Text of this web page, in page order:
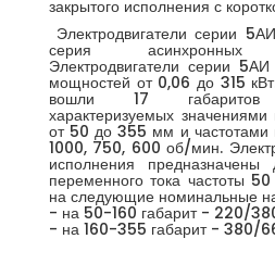
закрытого исполнения с
Электродвигатели серии
серия асинхронных
Электродвигатели серии
мощностей от 0,06 до 315
вошли 17 габаритов
характеризуемых
от 50 до 355 мм и
1000, 750, 600 об/мин.
исполнения
переменного тока частоты
на следующие номинальные
- на 50-160 габарит - 220/
- на 160-355 габарит - 380/